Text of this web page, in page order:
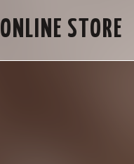
ONLINE STORE